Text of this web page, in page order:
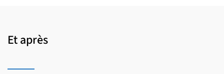
Vous retrouverez sur la plateforme Parcoursup les
caractéristiques, attendus et critères généraux d'appréciation
Et après